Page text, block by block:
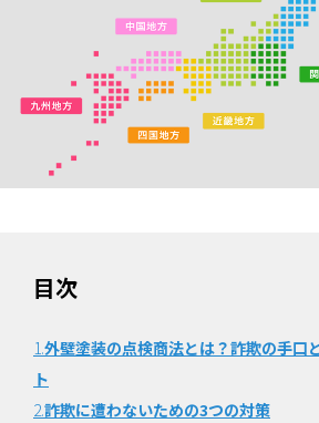
目次
1.外壁塗装の点検商法とは？詐欺の手口
ト
2.詐欺に遭わないための3つの対策